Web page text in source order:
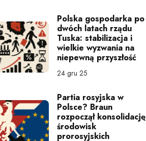
Polska gospodarka po
dwóch latach rządu
Tuska: stabilizacja i
wielkie wyzwania na
niepewną przyszłość
24 gru 25
Partia rosyjska w
Polsce? Braun
rozpoczął konsolidację
środowisk
prorosyjskich